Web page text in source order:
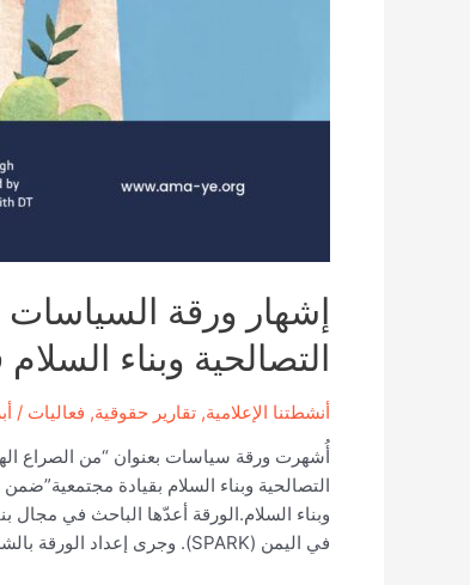
إشهار ورقة
التصالحية وبناء
أنشطتنا الإعلامية, تقارير حقوقية, فعاليات /
أُشهرت ورقة سياسات بعنوان “من الصراع
التصالحية وبناء السلام بقيادة
وبناء السلام.الورقة أعدّها الباحث في
في اليمن (SPARK). وجرى إعداد الورقة بالشراكة …